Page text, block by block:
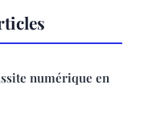
numérique en